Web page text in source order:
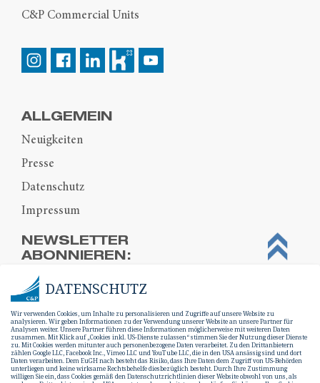
C&P Commercial Units
ALLGEMEIN
Neuigkeiten
Presse
Datenschutz
Impressum
NEWSLETTER
ABONNIEREN:
DATENSCHUTZ
Wir verwenden Cookies, um Inhalte zu personalisieren und Zugriffe auf unsere Website zu
analysieren. Wir geben Informationen zu der Verwendung unserer Website an unsere Partner für
Analysen weiter. Unsere Partner führen diese Informationen möglicherweise mit weiteren Daten
zusammen. Mit Klick auf „Cookies inkl. US-Dienste zulassen“ stimmen Sie der Nutzung dieser Dienste
zu. Mit Cookies werden mitunter auch personenbezogene Daten verarbeitet. Zu den Drittanbietern
zählen Google LLC, Facebook Inc., Vimeo LLC und YouTube LLC, die in den USA ansässig sind und dort
Daten verarbeiten. Dem EuGH nach besteht das Risiko, dass Ihre Daten dem Zugriff von US-Behörden
unterliegen und keine wirksame Rechtsbehelfe diesbezüglich besteht. Durch Ihre Zustimmung
willigen Sie ein, dass Cookies gemäß den Datenschutzrichtlinien dieser Website obwohl von uns, als